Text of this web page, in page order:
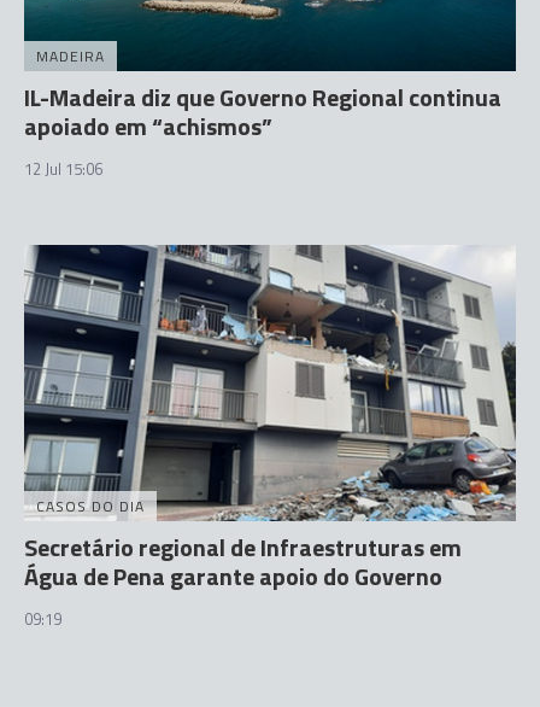
MADEIRA
IL-Madeira diz que Governo Regional continua
apoiado em “achismos”
12 Jul 15:06
CASOS DO DIA
Secretário regional de Infraestruturas em
Água de Pena garante apoio do Governo
09:19